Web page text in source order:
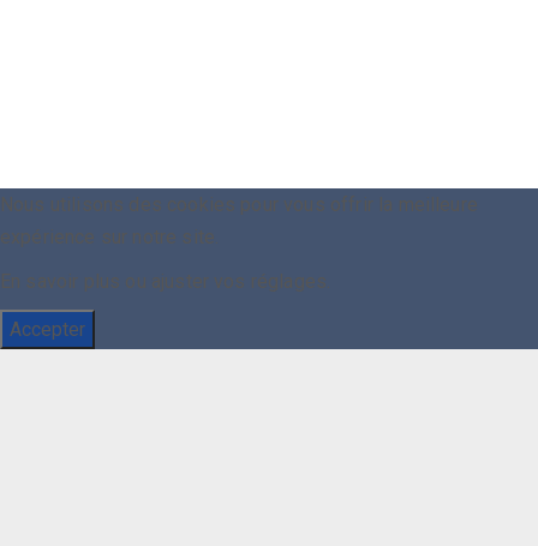
Nous utilisons des cookies pour vous offrir la meilleure
expérience sur notre site.
En savoir plus ou ajuster vos réglages.
Accepter